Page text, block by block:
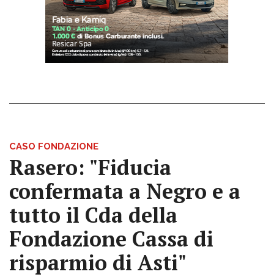
CASO FONDAZIONE
Rasero: "Fiducia
confermata a Negro e a
tutto il Cda della
Fondazione Cassa di
risparmio di Asti"